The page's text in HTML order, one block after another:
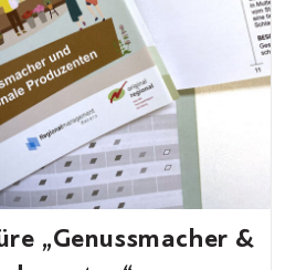
„Genussmacher &